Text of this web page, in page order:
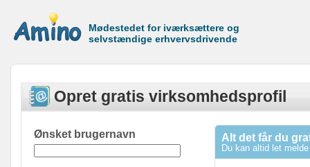
Mødestedet for iværksættere og
selvstændige erhvervsdrivende
Opret gratis virksomhedsprofil
Alt det får du
Du kan altid let
Ønsket brugernavn